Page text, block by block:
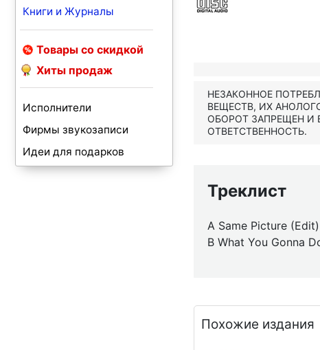
Книги и Журналы
Товары со скидкой
Хиты продаж
Исполнители
Фирмы звукозаписи
Идеи для подарков
НЕЗАКОННОЕ
ВЕЩЕСТВ, ИХ
ОБОРОТ ЗАПРЕЩЕН И
ОТВЕТСТВЕННОСТЬ.
Треклист
A Same Picture
B What You Gonna
Похожие издания